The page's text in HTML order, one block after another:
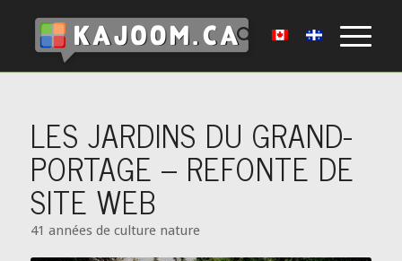
LES JARDINS DU GRAND-
PORTAGE – REFONTE DE
SITE WEB
41 années de culture nature